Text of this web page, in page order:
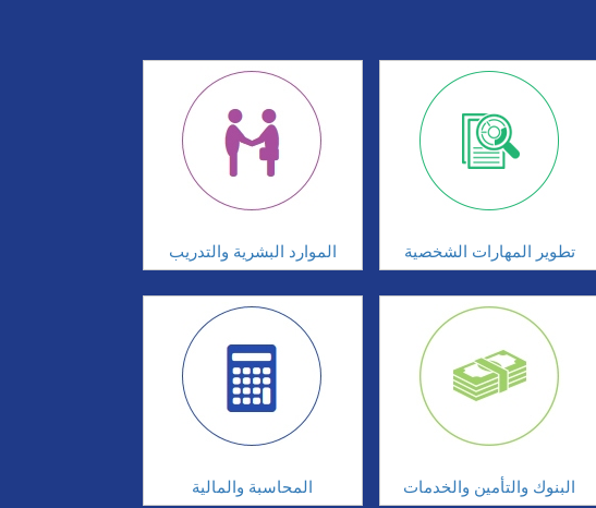
الموارد البشرية والتدريب تطوير المهارات الشخصية
المحاسبة والمالية البنوك والتأمين والخدمات